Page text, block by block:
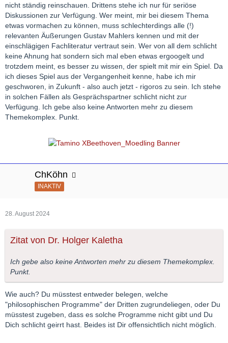
nicht ständig reinschauen. Drittens stehe ich nur für seriöse
Diskussionen zur Verfügung. Wer meint, mir bei diesem Thema
etwas vormachen zu können, muss schlechterdings alle (!)
relevanten Äußerungen Gustav Mahlers kennen und mit der
einschlägigen Fachliteratur vertraut sein. Wer von all dem schlicht
keine Ahnung hat sondern sich mal eben etwas ergoogelt und
trotzdem meint, es besser zu wissen, der spielt mit mir ein Spiel. Da
ich dieses Spiel aus der Vergangenheit kenne, habe ich mir
geschworen, in Zukunft - also auch jetzt - rigoros zu sein. Ich stehe
in solchen Fällen als Gesprächspartner schlicht nicht zur
Verfügung. Ich gebe also keine Antworten mehr zu diesem
Themekomplex. Punkt.
ChKöhn
INAKTIV
28. August 2024
Zitat von Dr. Holger Kaletha
Ich gebe also keine Antworten mehr zu diesem Themekomplex.
Punkt.
Wie auch? Du müsstest entweder belegen, welche
"philosophischen Programme" der Dritten zugrundeliegen, oder Du
müsstest zugeben, dass es solche Programme nicht gibt und Du
Dich schlicht geirrt hast. Beides ist Dir offensichtlich nicht möglich.